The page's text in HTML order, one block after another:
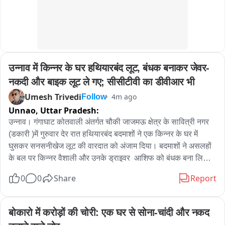
उन्नाव में किन्नर के घर हथियारबंद लूट, बंधक बनाकर जेवर-
नकदी और बाइक लूट ले गए; सीसीटीवी का डीवीआर भी
Umesh Trivedi Follow 4m ago
Unnao, Uttar Pradesh:
उन्नाव। गंगाघाट कोतवाली अंतर्गत चौकी जाजमऊ क्षेत्र के सावित्री नगर
(डकारी )में गुरुवार देर रात हथियारबंद बदमाशों ने एक किन्नर के घर में
घुसकर सनसनीखेज लूट की वारदात को अंजाम दिया। बदमाशों ने असलहों
के बल पर किन्नर वैशाली और उनके ड्राइवर  आशिफ को बंधक बना लिया
और अपाचे बाइक सहित लूटकर फरार हो गए। वारदात के बाद बदमाश घर में
पहचान न हो सके।
0 0 Share Report
बोकारो में करोड़ों की चोरी: एक घर से सोना-चांदी और नकद